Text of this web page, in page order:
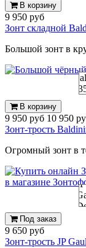
В корзину
9 950 руб
Зонт складной
Большой зонт в
В корзину
9 950 руб 10 950
Зонт-трость
Огромный зонт в
Под заказ
9 650 руб
Зонт-трость JP